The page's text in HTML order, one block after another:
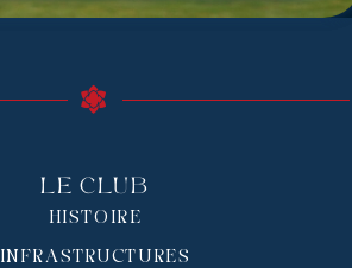
Le Club
HISTOIRE
INFRASTRUCTURES